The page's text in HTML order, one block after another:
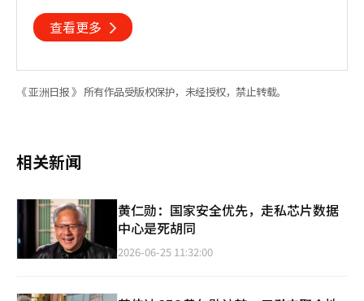
查看更多
《 亚洲日报 》 所有作品受版权保护，未经授权，禁止转载。
相关新闻
黄仁勋：国家安全优先，走私芯片数据
中心是死胡同
2026-06-25 11:32:00